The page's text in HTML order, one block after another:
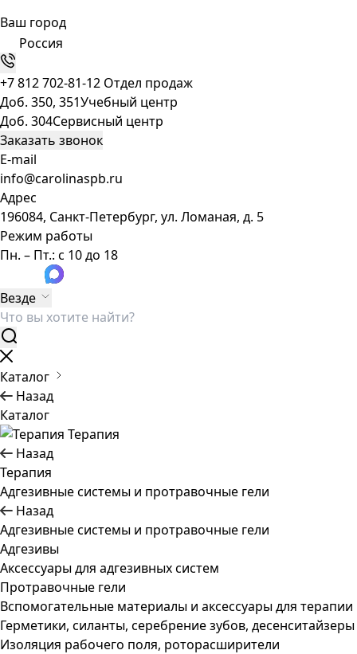
Ваш город
Россия
+7 812 702-81-12 Отдел продаж
Доб. 350, 351Учебный центр
Доб. 304Сервисный центр
Заказать звонок
E-mail
info@carolinaspb.ru
Адрес
196084, Санкт-Петербург, ул. Ломаная, д. 5
Режим работы
Пн. – Пт.: с 10 до 18
Везде
Каталог
Назад
Каталог
Терапия
Назад
Терапия
Адгезивные системы и протравочные гели
Назад
Адгезивные системы и протравочные гели
Адгезивы
Аксессуары для адгезивных систем
Протравочные гели
Вспомогательные материалы и аксессуары для терапии
Герметики, силанты, серебрение зубов, десенситайзеры
Изоляция рабочего поля, роторасширители